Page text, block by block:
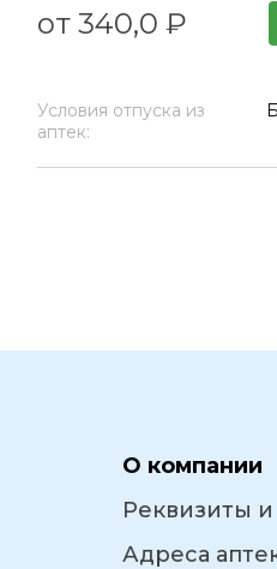
от 340,0 ₽
Условия отпуска из
аптек:
О компании
Реквизиты
Адреса